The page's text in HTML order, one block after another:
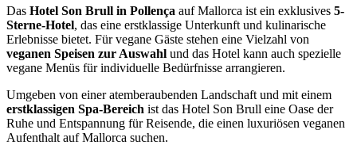
Das Hotel Son Brull in Pollença auf Mallorca ist ein exklusives 5-
Sterne-Hotel, das eine erstklassige Unterkunft und kulinarische
Erlebnisse bietet. Für vegane Gäste stehen eine Vielzahl von
veganen Speisen zur Auswahl und das Hotel kann auch spezielle
vegane Menüs für individuelle Bedürfnisse arrangieren.
Umgeben von einer atemberaubenden Landschaft und mit einem
erstklassigen Spa-Bereich ist das Hotel Son Brull eine Oase der
Ruhe und Entspannung für Reisende, die einen luxuriösen veganen
Aufenthalt auf Mallorca suchen.